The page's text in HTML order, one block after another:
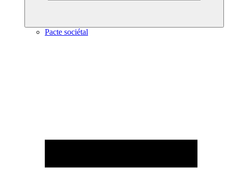
Pacte sociétal